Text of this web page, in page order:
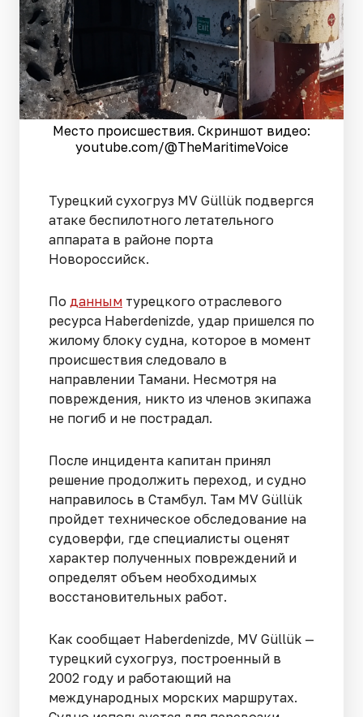
Место происшествия. Скриншот видео:
youtube.com/@TheMaritimeVoice
Турецкий сухогруз MV Güllük подвергся
атаке беспилотного летательного
аппарата в районе порта
Новороссийск.
По данным турецкого отраслевого
ресурса Haberdenizde, удар пришелся по
жилому блоку судна, которое в момент
происшествия следовало в
направлении Тамани. Несмотря на
повреждения, никто из членов экипажа
не погиб и не пострадал.
После инцидента капитан принял
решение продолжить переход, и судно
направилось в Стамбул. Там MV Güllük
пройдет техническое обследование на
судоверфи, где специалисты оценят
характер полученных повреждений и
определят объем необходимых
восстановительных работ.
Как сообщает Haberdenizde, MV Güllük —
турецкий сухогруз, построенный в
2002 году и работающий на
международных морских маршрутах.